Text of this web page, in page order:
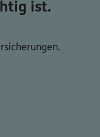
ist.